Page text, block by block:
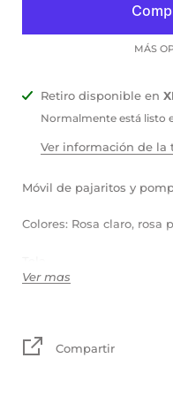
MÁS
Retiro disponible en
Normalmente está listo
Ver información de la
Móvil de pajaritos y
Colores: Rosa claro, rosa
TIEMPO DE
ENVÍO
Ver mas
Compartir